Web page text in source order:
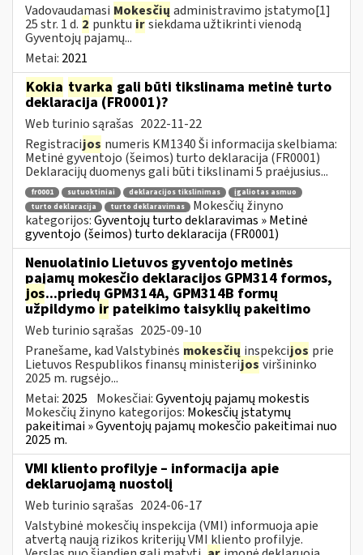
Vadovaudamasi Mokesčių administravimo įstatymo[1]
25 str. 1 d. 2 punktuirsiekdama užtikrinti vienodą
Gyventojų pajamų...
Metai: 2021
Kokia tvarka gali būti tikslinama metinė turto
deklaracija (FR0001)?
Web turinio sąrašas 2022-11-22
Registracijos numeris KM1340 Ši informacija skelbiama:
Metinė gyventojo (šeimos) turto deklaracija (FR0001)
Deklaracijų duomenys gali būti tikslinami 5 praėjusius...
fr0001 sutuoktiniai deklaracijos tikslinimas
įgaliotas asmuo
turto deklaracija
turto deklaravimas
Mokesčių žinyno
kategorijos:Gyventojų turto deklaravimas » Metinė
gyventojo (šeimos) turto deklaracija (FR0001)
Nenuolatinio Lietuvos gyventojo metinės
pajamų mokesčio deklaracijos GPM314 formos,
jos...priedų GPM314A, GPM314B formų
užpildymo ir pateikimo taisyklių pakeitimo
Web turinio sąrašas 2025-09-10
Pranešame, kad Valstybinės mokesčių inspekcijos prie
Lietuvos Respublikos finansų ministerijos viršininko
2025 m. rugsėjo...
Metai: 2025 Mokesčiai:Gyventojų pajamų mokestis
Mokesčių žinyno kategorijos: Mokesčių įstatymų
pakeitimai » Gyventojų pajamų mokesčio pakeitimai nuo
2025 m.
VMI kliento profilyje – informacija apie
deklaruojamą nuostolį
Web turinio sąrašas 2024-06-17
Valstybinė mokesčių inspekcija (VMI) informuoja apie
atvertą naują rizikos kriterijų VMI kliento profilyje.